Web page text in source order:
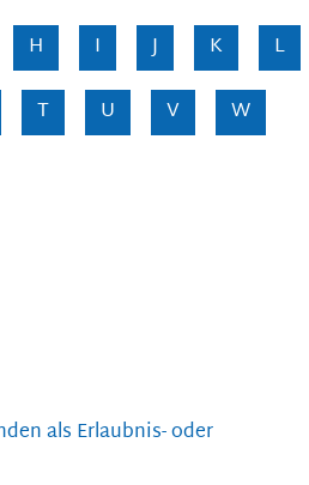
H I J K
L
T U V
W
als Erlaubnis- oder